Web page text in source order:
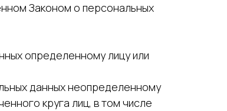
Законом о персональных
определенному лицу или
данных неопределенному
круга лиц, в том числе